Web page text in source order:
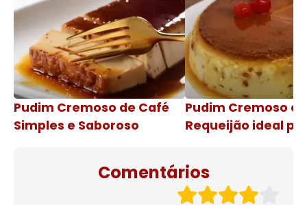
Pudim Cremoso de Café
Simples e Saboroso
Pudim Cremoso
Requeijão ideal
Comentários